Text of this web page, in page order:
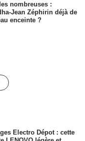
nombreuses :
Jean Zéphirin déjà de
enceinte ?
Electro Dépot : cette